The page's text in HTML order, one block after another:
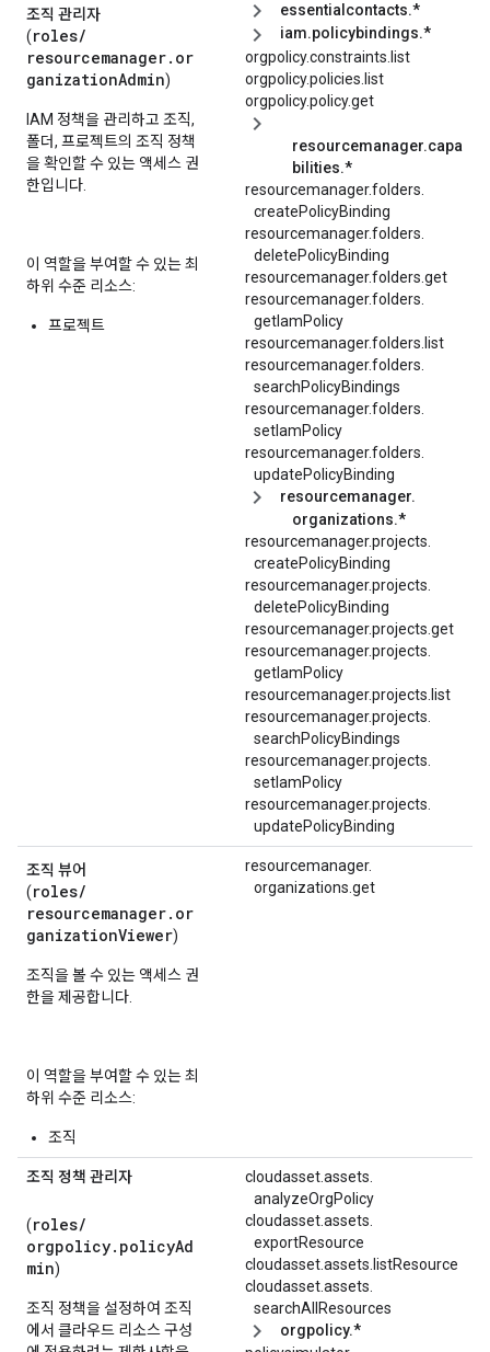
조직 관리자
(roles/
resourcemanager.or
ganizationAdmin)
IAM 정책을 관리하고 조직,
폴더, 프로젝트의 조직 정책
을 확인할 수 있는 액세스 권
한입니다.
이 역할을 부여할 수 있는 최
하위 수준 리소스:
프로젝트
essentialcontacts.*
iam.policybindings.*
orgpolicy.constraints.list
orgpolicy.policies.list
orgpolicy.policy.get
resourcemanager.capa
bilities.*
resourcemanager.folders.
createPolicyBinding
resourcemanager.folders.
deletePolicyBinding
resourcemanager.folders.get
resourcemanager.folders.
getIamPolicy
resourcemanager.folders.list
resourcemanager.folders.
searchPolicyBindings
resourcemanager.folders.
setIamPolicy
resourcemanager.folders.
updatePolicyBinding
resourcemanager.
organizations.*
resourcemanager.projects.
createPolicyBinding
resourcemanager.projects.
deletePolicyBinding
resourcemanager.projects.get
resourcemanager.projects.
getIamPolicy
resourcemanager.projects.list
resourcemanager.projects.
searchPolicyBindings
resourcemanager.projects.
setIamPolicy
resourcemanager.projects.
updatePolicyBinding
조직 뷰어
(roles/
resourcemanager.or
ganizationViewer)
조직을 볼 수 있는 액세스 권
한을 제공합니다.
이 역할을 부여할 수 있는 최
하위 수준 리소스:
조직
resourcemanager.
organizations. get
조직 정책 관리자
(roles/
orgpolicy.policyAd
min)
조직 정책을 설정하여 조직
에서 클라우드 리소스 구성
cloudasset.assets.
analyzeOrgPolicy
cloudasset.assets.
exportResource
cloudasset.assets.listResource
cloudasset.assets.
searchAllResources
orgpolicy.*